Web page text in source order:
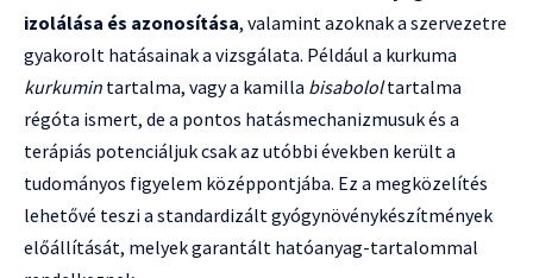
izolálása és azonosítása, valamint azoknak a szervezetre
gyakorolt hatásainak a vizsgálata. Például a kurkuma
kurkumin tartalma, vagy a kamilla bisabololtartalma
régóta ismert, de a pontos hatásmechanizmusuk és a
terápiás potenciáljuk csak az utóbbi években került a
tudományos figyelem középpontjába. Ez a megközelítés
lehetővé teszi a standardizált gyógynövénykészítmények
előállítását, melyek garantált hatóanyag-tartalommal